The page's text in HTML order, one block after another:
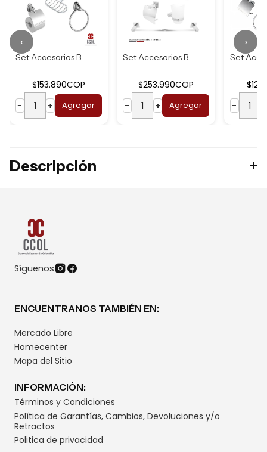
Set Accesorios Ba...
$153.890COP
−
+ Agregar
Set Accesorios Ba...
$253.990COP
−
+ Agregar
−
‹ ›
Descripción
Síguenos
ENCUENTRANOS TAMBIÉN EN:
Mercado Libre
Homecenter
Mapa del Sitio
INFORMACIÓN:
Términos y Condiciones
Política de Garantías, Cambios, Devoluciones y/o
Retractos
Politica de privacidad